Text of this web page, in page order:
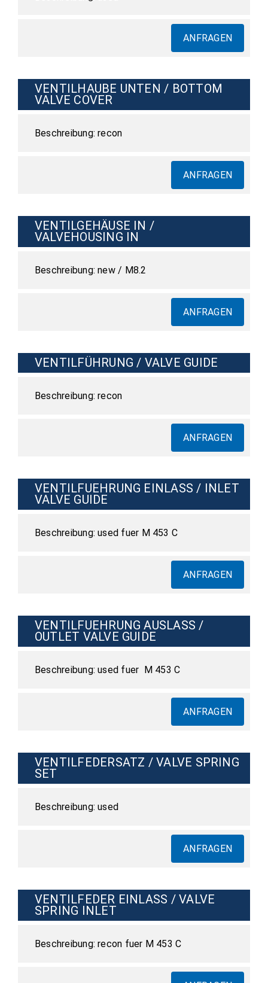
ANFRAGEN
VENTILHAUBE UNTEN / BOTTOM
VALVE COVER
recon
ANFRAGEN
VENTILGEHÄUSE IN /
VALVEHOUSING IN
new / M8.2
ANFRAGEN
VENTILFÜHRUNG / VALVE GUIDE
recon
ANFRAGEN
VENTILFUEHRUNG EINLASS / INLET
VALVE GUIDE
used fuer M 453 C
ANFRAGEN
VENTILFUEHRUNG AUSLASS /
OUTLET VALVE GUIDE
used fuer M 453 C
ANFRAGEN
VENTILFEDERSATZ / VALVE SPRING
SET
used
ANFRAGEN
VENTILFEDER EINLASS / VALVE
SPRING INLET
recon fuer M 453 C